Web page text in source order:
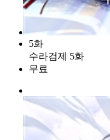
5화
수라검제 5화
무료